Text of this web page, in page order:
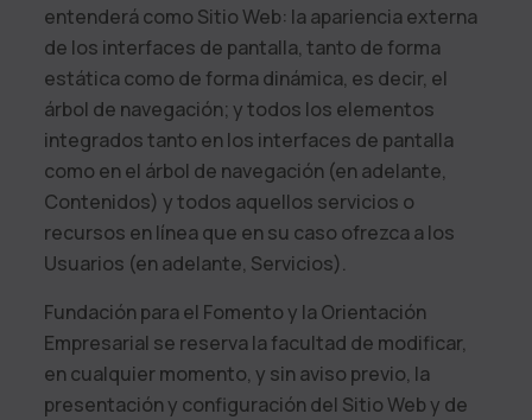
entenderá como Sitio Web: la apariencia externa
de los interfaces de pantalla, tanto de forma
estática como de forma dinámica, es decir, el
árbol de navegación; y todos los elementos
integrados tanto en los interfaces de pantalla
como en el árbol de navegación (en adelante,
Contenidos) y todos aquellos servicios o
recursos en línea que en su caso ofrezca a los
Usuarios (en adelante, Servicios).
Fundación para el Fomento y la Orientación
Empresarial se reserva la facultad de modificar,
en cualquier momento, y sin aviso previo, la
presentación y configuración del Sitio Web y de